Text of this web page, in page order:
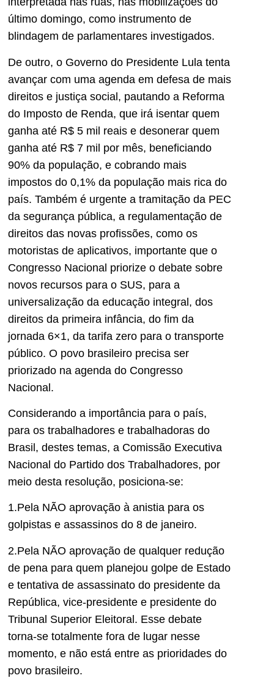
último domingo, como instrumento de
blindagem de parlamentares investigados.
De outro, o Governo do Presidente Lula tenta
avançar com uma agenda em defesa de mais
direitos e justiça social, pautando a Reforma
do Imposto de Renda, que irá isentar quem
ganha até R$ 5 mil reais e desonerar quem
ganha até R$ 7 mil por mês, beneficiando
90% da população, e cobrando mais
impostos do 0,1% da população mais rica do
país. Também é urgente a tramitação da PEC
da segurança pública, a regulamentação de
direitos das novas profissões, como os
motoristas de aplicativos, importante que o
Congresso Nacional priorize o debate sobre
novos recursos para o SUS, para a
universalização da educação integral, dos
direitos da primeira infância, do fim da
jornada 6×1, da tarifa zero para o transporte
público. O povo brasileiro precisa ser
priorizado na agenda do Congresso
Nacional.
Considerando a importância para o país,
para os trabalhadores e trabalhadoras do
Brasil, destes temas, a Comissão Executiva
Nacional do Partido dos Trabalhadores, por
meio desta resolução, posiciona-se:
1.Pela NÃO aprovação à anistia para os
golpistas e assassinos do 8 de janeiro.
2.Pela NÃO aprovação de qualquer redução
de pena para quem planejou golpe de Estado
e tentativa de assassinato do presidente da
República, vice-presidente e presidente do
Tribunal Superior Eleitoral. Esse debate
torna-se totalmente fora de lugar nesse
momento, e não está entre as prioridades do
povo brasileiro.